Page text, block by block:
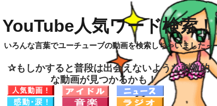
YouTube人気ワード検索！
いろんな言葉でユーチューブの動画を検索しちゃいました～
✰もしかすると普段は出会えないような刺激的
な動画が見つかるかも！